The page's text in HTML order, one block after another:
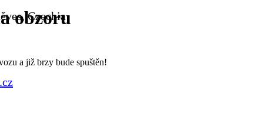
Czechia
obzoru
a již brzy bude spuštěn!